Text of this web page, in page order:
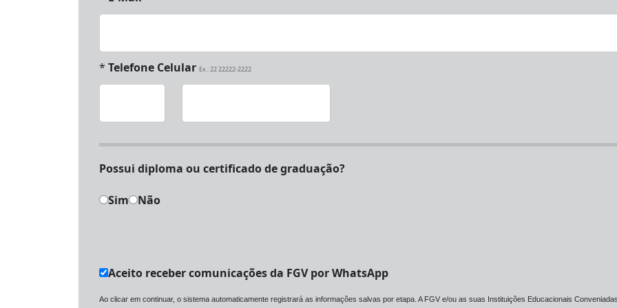
* Telefone Celular Ex.: 22 22222-2222
Possui diploma ou certificado de graduação?
Sim Não
Aceito receber comunicações da FGV por WhatsApp
Ao clicar em continuar, o sistema automaticamente registrará as informações salvas por etapa. A FGV e/ou as suas Instituições Educacionais